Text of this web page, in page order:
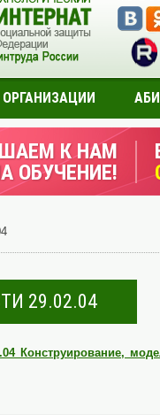
К НАМ
ОБУЧЕНИЕ!
29.02.04
Конструирование,